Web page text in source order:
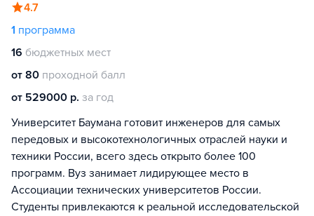
4.7
1 программа
16 бюджетных мест
от 80 проходной балл
от 529000 р. за год
Университет Баумана готовит инженеров для самых
передовых и высокотехнологичных отраслей науки и
техники России, всего здесь открыто более 100
программ. Вуз занимает лидирующее место в
Ассоциации технических университетов России.
Студенты привлекаются к реальной исследовательской